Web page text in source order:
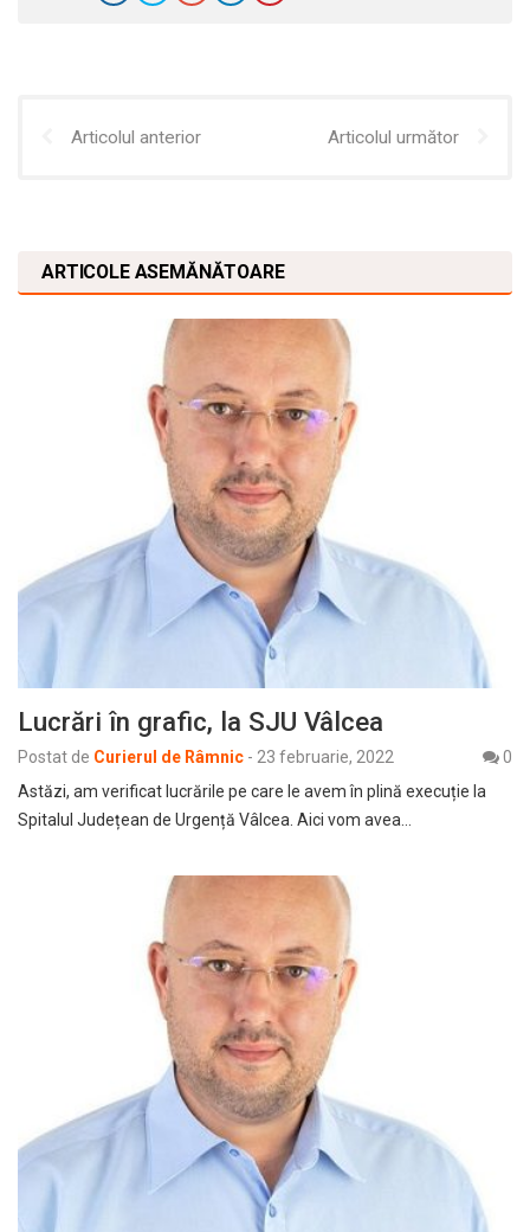
Articolul anterior Articolul următor
ARTICOLE ASEMĂNĂTOARE
Lucrări în grafic, la SJU Vâlcea
Postat de Curierul de Râmnic - 23 februarie, 2022
0
Astăzi, am verificat lucrările pe care le avem în plină execuție la
Spitalul Județean de Urgență Vâlcea. Aici vom avea…